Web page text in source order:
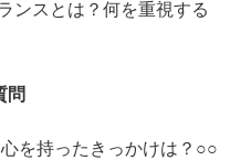
ンスとは？何を重視する
問
を持ったきっかけは？○○